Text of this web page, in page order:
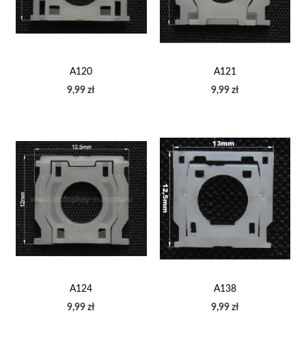
A120
9,99 zł
A121
9,99 zł
A124
9,99 zł
A138
9,99 zł